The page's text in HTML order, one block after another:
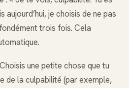
aujourd’hui, je choisis de ne pas
trois fois. Cela
Choisis une petite chose que tu
de la culpabilité (par exemple,